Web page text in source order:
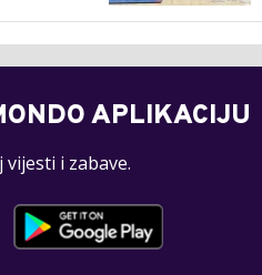
APLIKACIJU
vijesti i zabave.